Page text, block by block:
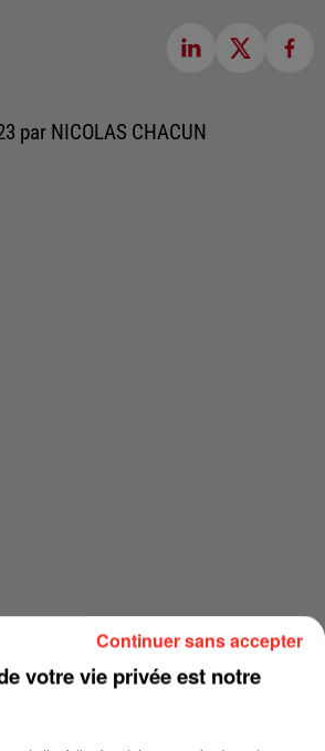
par NICOLAS CHACUN
votre vie privée est notre
Continuer sans accepter